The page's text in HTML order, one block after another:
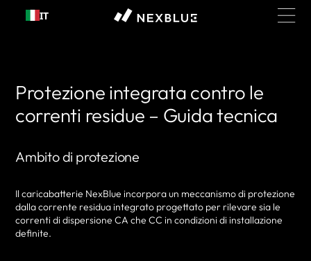
Passa al
contenuto
IT
Protezione integrata contro le
correnti residue – Guida tecnica
Ambito di protezione
Il caricabatterie NexBlue incorpora un meccanismo di protezione
dalla corrente residua integrato progettato per rilevare sia le
correnti di dispersione CA che CC in condizioni di installazione
definite.